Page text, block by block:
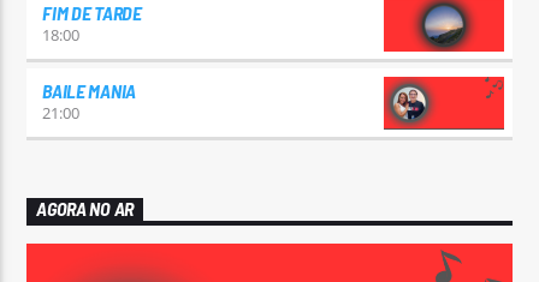
FIM DE TARDE
18:00
BAILE MANIA
21:00
AGORA NO AR